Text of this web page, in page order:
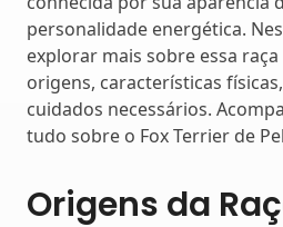
personalidade energética.
explorar mais sobre essa
origens, características
cuidados necessários.
tudo sobre o Fox Terrier de
Origens da